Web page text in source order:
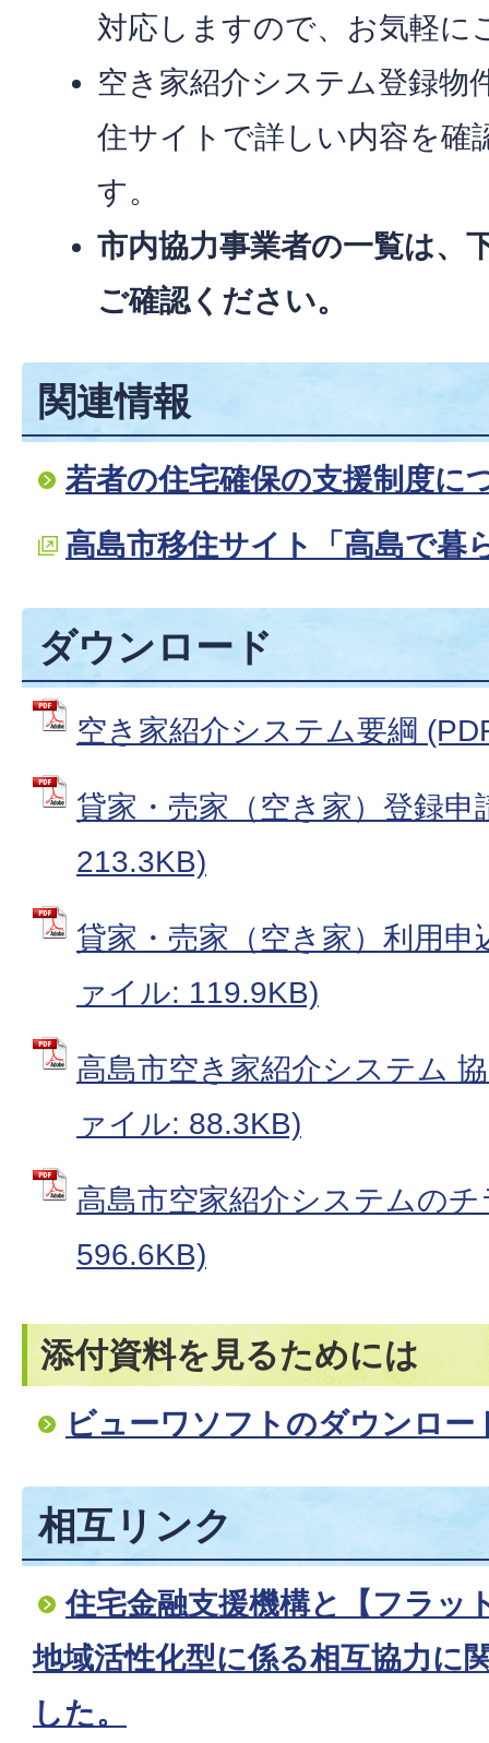
対応しますので、お気軽に
空き家紹介システム登録物
住サイトで詳しい内容を確
す。
市内協力事業者の一覧は、
ご確認ください。
関連情報
若者の住宅確保の支援制度に
高島市移住サイト「高島で暮
ダウンロード
空き家紹介システム要綱
貸家・売家（空き家）登録
213.3KB)
貸家・売家（空き家）利用申
ァイル: 119.9KB)
高島市空き家紹介システム
ァイル: 88.3KB)
高島市空家紹介システムの
596.6KB)
添付資料を見るためには
ビューワソフトのダウンロー
相互リンク
住宅金融支援機構と【フラッ
地域活性化型に係る相互協力に
した。